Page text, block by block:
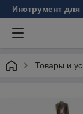
Инструмент для
Товары и